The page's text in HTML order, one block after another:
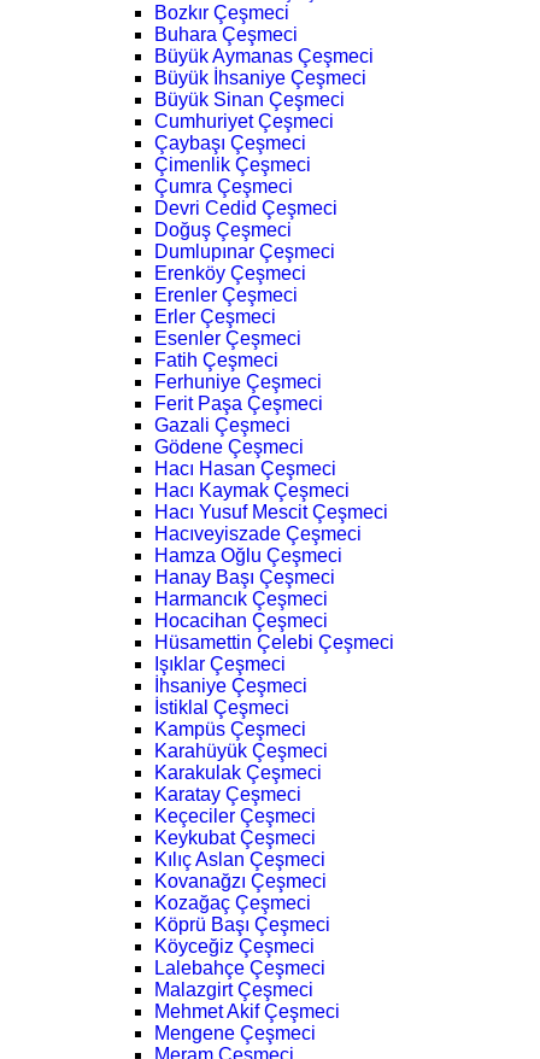
Bozkır Çeşmeci
Buhara Çeşmeci
Büyük Aymanas Çeşmeci
Büyük İhsaniye Çeşmeci
Büyük Sinan Çeşmeci
Cumhuriyet Çeşmeci
Çaybaşı Çeşmeci
Çimenlik Çeşmeci
Çumra Çeşmeci
Devri Cedid Çeşmeci
Doğuş Çeşmeci
Dumlupınar Çeşmeci
Erenköy Çeşmeci
Erenler Çeşmeci
Erler Çeşmeci
Esenler Çeşmeci
Fatih Çeşmeci
Ferhuniye Çeşmeci
Ferit Paşa Çeşmeci
Gazali Çeşmeci
Gödene Çeşmeci
Hacı Hasan Çeşmeci
Hacı Kaymak Çeşmeci
Hacı Yusuf Mescit Çeşmeci
Hacıveyiszade Çeşmeci
Hamza Oğlu Çeşmeci
Hanay Başı Çeşmeci
Harmancık Çeşmeci
Hocacihan Çeşmeci
Hüsamettin Çelebi Çeşmeci
Işıklar Çeşmeci
İhsaniye Çeşmeci
İstiklal Çeşmeci
Kampüs Çeşmeci
Karahüyük Çeşmeci
Karakulak Çeşmeci
Karatay Çeşmeci
Keçeciler Çeşmeci
Keykubat Çeşmeci
Kılıç Aslan Çeşmeci
Kovanağzı Çeşmeci
Kozağaç Çeşmeci
Köprü Başı Çeşmeci
Köyceğiz Çeşmeci
Lalebahçe Çeşmeci
Malazgirt Çeşmeci
Mehmet Akif Çeşmeci
Mengene Çeşmeci